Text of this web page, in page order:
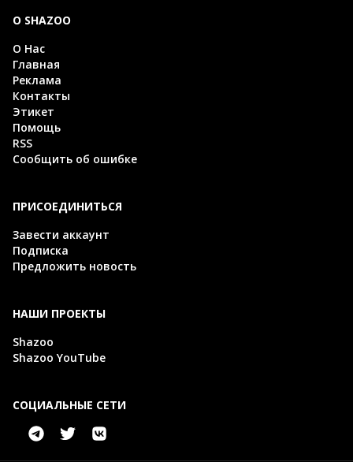
О SHAZOO
О Нас
Главная
Реклама
Контакты
Этикет
Помощь
RSS
Сообщить об ошибке
ПРИСОЕДИНИТЬСЯ
Завести аккаунт
Подписка
Предложить новость
НАШИ ПРОЕКТЫ
Shazoo
Shazoo YouTube
СОЦИАЛЬНЫЕ СЕТИ